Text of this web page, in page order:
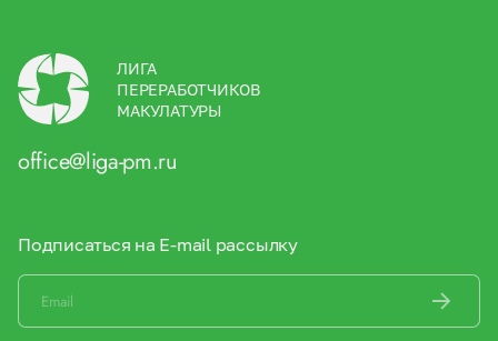
ЛИГА
ПЕРЕРАБОТЧИКОВ
МАКУЛАТУРЫ
office@liga-pm.ru
Подписаться на E-mail рассылку